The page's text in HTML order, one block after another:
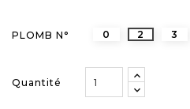
PLOMB N° 0 2 3
Quantité